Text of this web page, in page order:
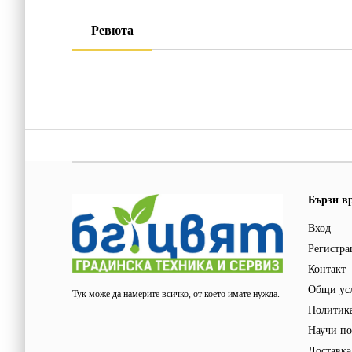
Ревюта
Тук може да намерите всичко, от което имате нужда.
Бързи
Вход
Контакт
Общи
Научи